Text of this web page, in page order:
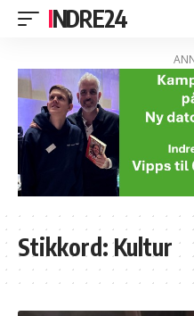
INDRE24
Stikkord:Kultur